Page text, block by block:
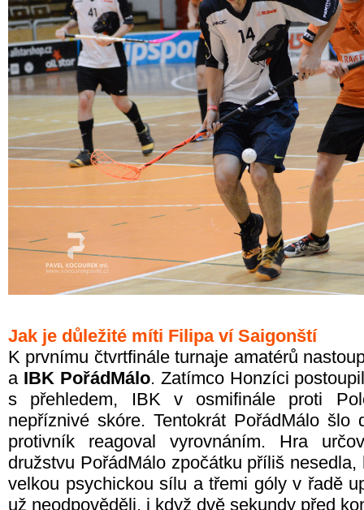
Jak je důležité míti Filipa ví Saigonští
K prvnímu čtvrtfinále turnaje amatérů
a IBK PořádMálo. Zatímco Honzíci
s přehledem, IBK v osmifinále proti
nepříznivé skóre. Tentokrát PořádMálo
protivník reagoval vyrovnáním. Hra
družstvu PořádMálo zpočátku příliš
velkou psychickou sílu a třemi góly v řadě
už neodpověděli, i když dvě sekundy před